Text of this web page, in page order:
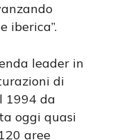
iberica”.
leader in
di
1994 da
oggi quasi
aree